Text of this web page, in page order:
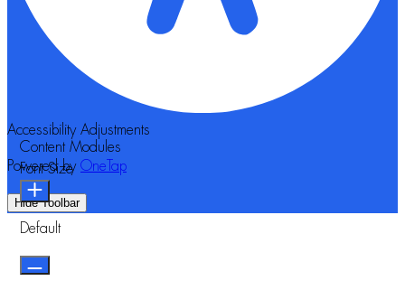
Accessibility Adjustments
Powered by OneTap
Hide Toolbar
Content Modules
Font Size
Default